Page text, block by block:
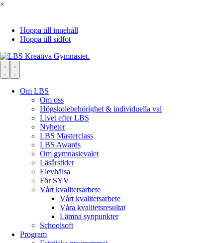
×
Hoppa till innehåll
Hoppa till sidfot
Om LBS
Om oss
Högskolebehörighet & individuella val
Livet efter LBS
Nyheter
LBS Masterclass
LBS Awards
Om gymnasievalet
Läsårstider
Elevhälsa
För SYV
Vårt kvalitetsarbete
Vårt kvalitetsarbete
Våra kvalitetsresultat
Lämna synpunkter
Schoolsoft
Program